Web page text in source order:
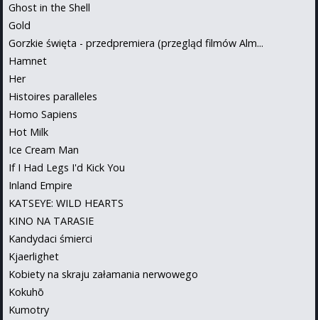
Ghost in the Shell
Gold
Gorzkie święta - przedpremiera (przegląd filmów Alm...
Hamnet
Her
Histoires paralleles
Homo Sapiens
Hot Milk
Ice Cream Man
If I Had Legs I'd Kick You
Inland Empire
KATSEYE: WILD HEARTS
KINO NA TARASIE
Kandydaci śmierci
Kjaerlighet
Kobiety na skraju załamania nerwowego
Kokuhō
Kumotry